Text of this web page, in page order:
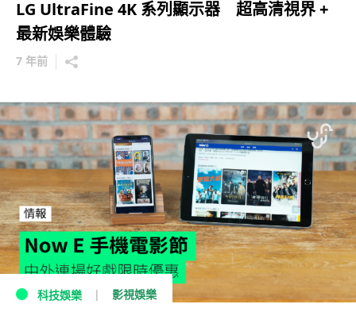
LG UltraFine 4K 系列顯示器 超高清視界 +
最新娛樂體驗
7 年前
科技娛樂 影視娛樂